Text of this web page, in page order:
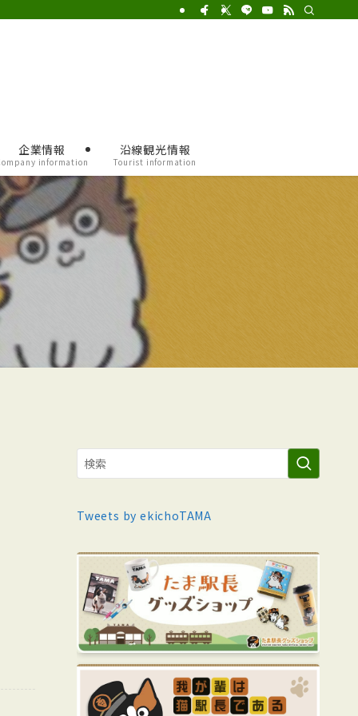
企業情報
information
沿線観光情報
Tourist information
Tweets by ekichoTAMA